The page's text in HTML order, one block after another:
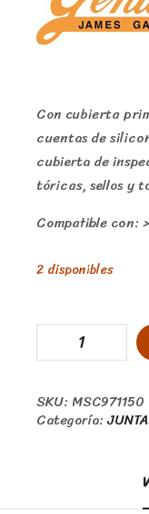
Con cubierta
cuentas de
cubierta de
tóricas, sellos y
Compatible con:
2 disponibles
SKU: MSC971150
Categoría: